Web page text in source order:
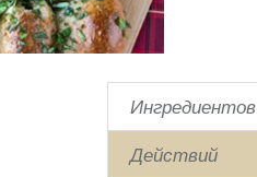
Ингредиентов
Действий